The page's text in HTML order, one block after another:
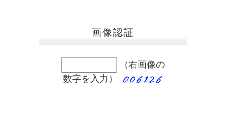
画像認証
（右画像の
数字を入力）